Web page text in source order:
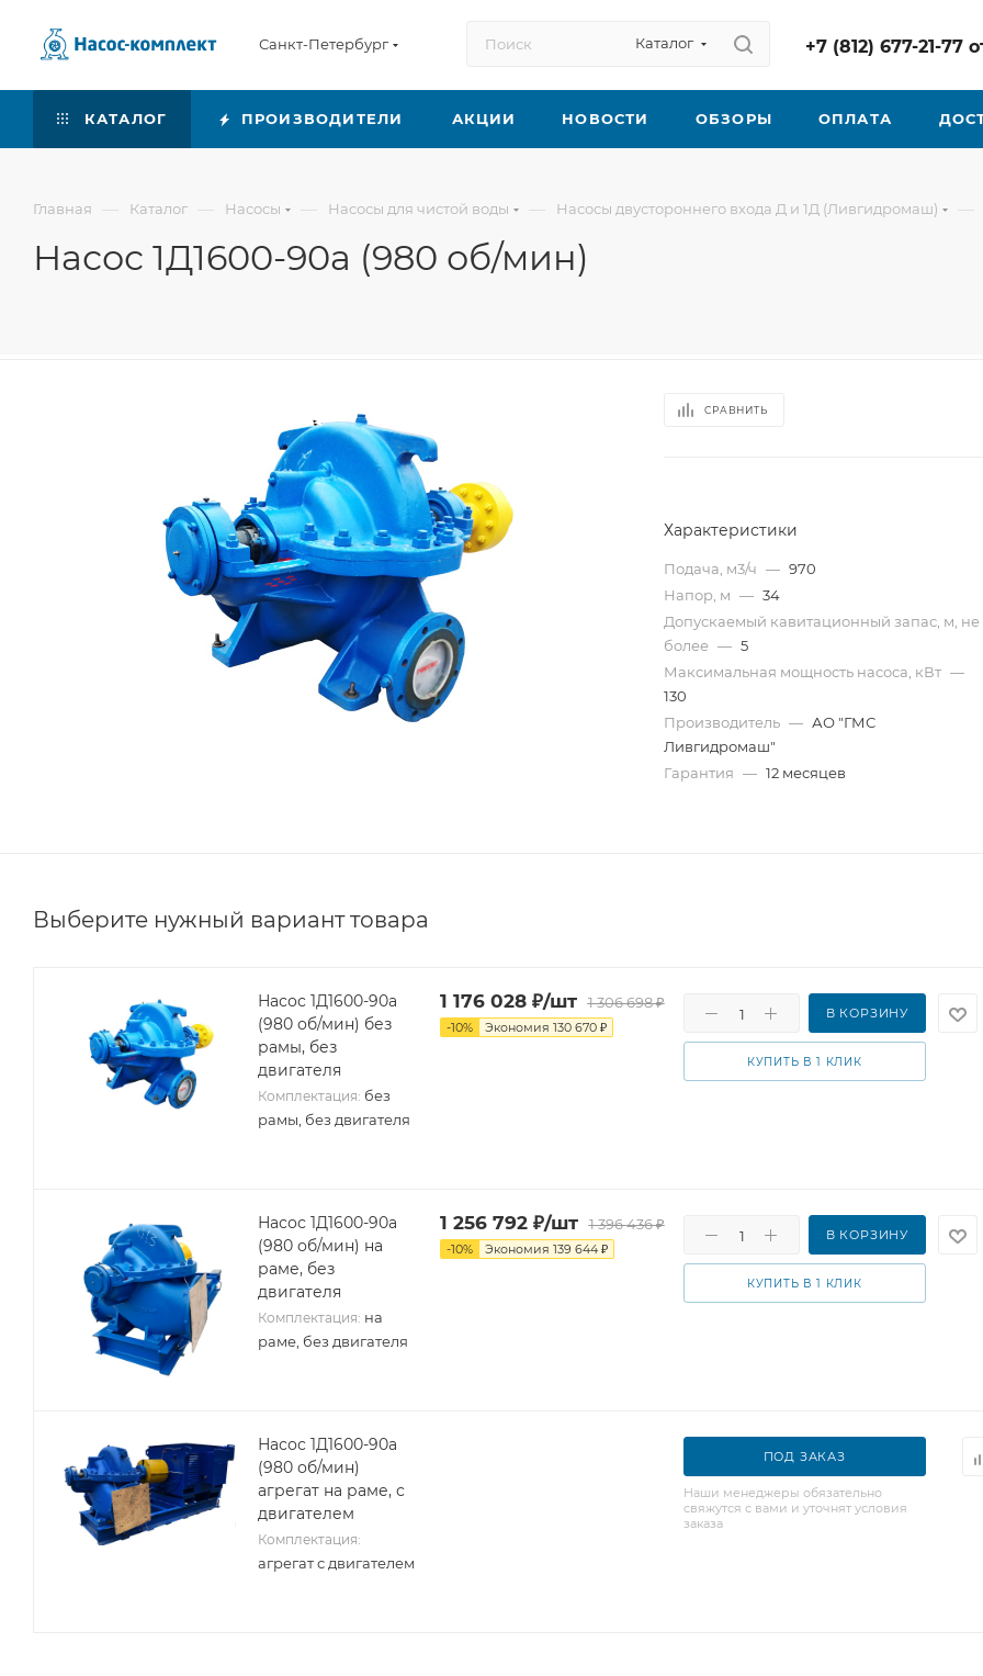
Санкт-Петербург Каталог +7 (812) 677-21-77
КАТАЛОГ ПРОИЗВОДИТЕЛИ АКЦИИ НОВОСТИ ОБЗОРЫ ОПЛАТА
Главная — Каталог — Насосы — Насосы для чистой воды — Насосы двустороннего входа Д и 1Д (Ливгидромаш) —
Насос 1Д1600-90а (980 об/мин)
СРАВНИТЬ
Характеристики
Подача, м3/ч — 970
Напор, м — 34
Допускаемый кавитационный запас, м, не
более — 5
Максимальная мощность насоса, кВт —
130
Производитель — АО "ГМС
Ливгидромаш"
Гарантия — 12 месяцев
Выберите нужный вариант товара
Насос 1Д1600-90а
(980 об/мин) без
рамы, без
двигателя
Комплектация: без
рамы, без двигателя
1 176 028₽/шт 1 306 698₽
-10% Экономия 130 670₽
В КОРЗИНУ
КУПИТЬ В 1 КЛИК
Насос 1Д1600-90а
(980 об/мин) на
раме, без
двигателя
Комплектация: на
раме, без двигателя
1 256 792₽/шт 1 396 436₽
-10% Экономия 139 644₽
В КОРЗИНУ
КУПИТЬ В 1 КЛИК
Насос 1Д1600-90а
(980 об/мин)
агрегат на раме, с
двигателем
Комплектация:
агрегат с двигателем
ПОД ЗАКАЗ
Наши менеджеры обязательно
свяжутся с вами и уточнят условия
заказа